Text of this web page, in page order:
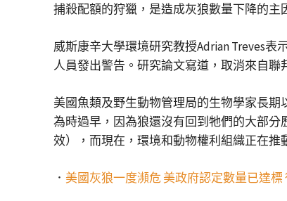
捕殺配額的狩獵，是造成灰狼數量下降的主
威斯康辛大學環境研究教授Adrian Treves
人員發出警告。研究論文寫道，取消來自
美國魚類及野生動物管理局的生物學家長
為時過早，因為狼還沒有回到牠們的大部
效），而現在，環境和動物權利組織正在推
． 美國灰狼一度瀕危 美政府認定數量已達